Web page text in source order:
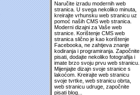
Naručite izradu modernih web
stranica. U svega nekoliko minuta,
kreirajte vrhunsku web stranicu uz
pomoć naših CMS web stranica.
Moderni dizajni za Vaše web
stranice. Korištenje CMS web
stranica slično je kao korištenje
Facebooka, ne zahtjeva znanje
kodiranja i programiranja. Započnite
pisati, dodajte nekoliko fotografija i
imate brzo svoju prvu web stranicu.
Mijenjajte dizajn svoje stranice s
lakoćom. Kreirajte web stranicu
svoje tvrtke, web stranicu obrta,
web stranicu udruge, započnite
pisati blog...